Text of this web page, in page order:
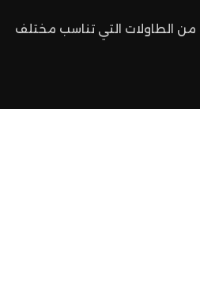
الطاولات التي تناسب مختلف